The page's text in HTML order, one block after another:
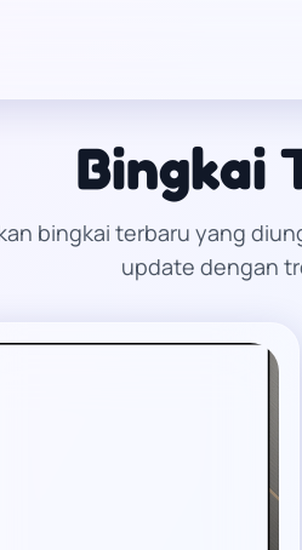
Bingkai
bingkai terbaru yang
update dengan